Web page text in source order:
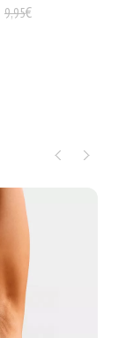
9,95€